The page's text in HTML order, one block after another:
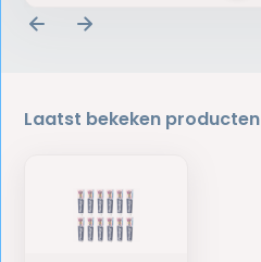
Laatst bekeken producten